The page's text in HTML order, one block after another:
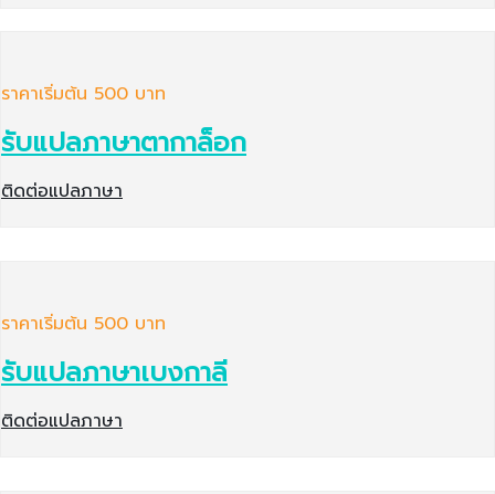
ราคาเริ่มต้น 500 บาท
รับแปลภาษาตากาล็อก
ติดต่อแปลภาษา
ราคาเริ่มต้น 500 บาท
รับแปลภาษาเบงกาลี
ติดต่อแปลภาษา